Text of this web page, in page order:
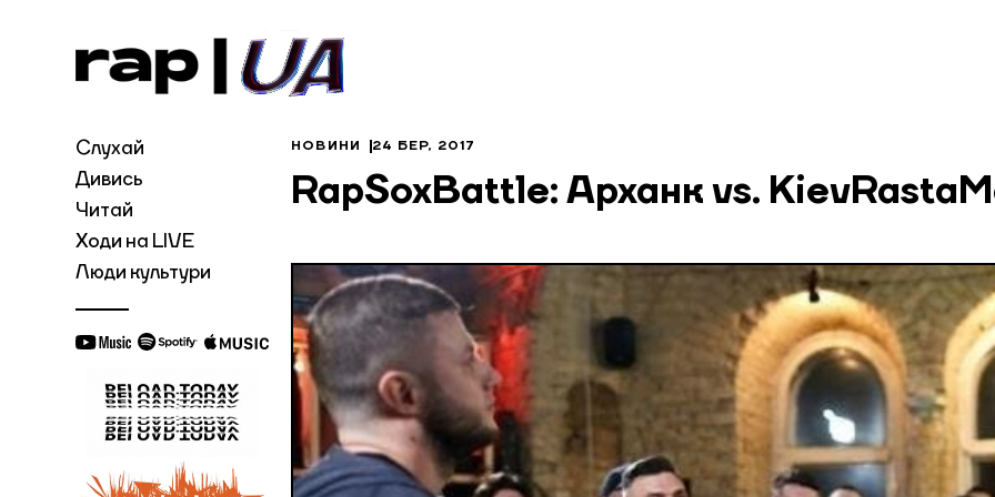
Слухай
Дивись
Читай
Ходи на LIVE
Люди культури
НОВИНИ 24 БЕР, 2017
RapSoxBattle: Арханк vs.